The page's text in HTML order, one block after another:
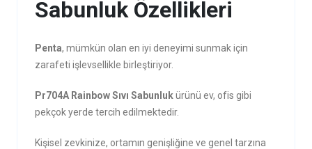
Sabunluk Özellikleri
Penta, mümkün olan en iyi deneyimi sunmak için
zarafeti işlevsellikle birleştiriyor.
Pr704A Rainbow Sıvı Sabunlukürünü ev, ofis gibi
pekçok yerde tercih edilmektedir.
Kişisel zevkinize, ortamın genişliğine ve genel tarzına